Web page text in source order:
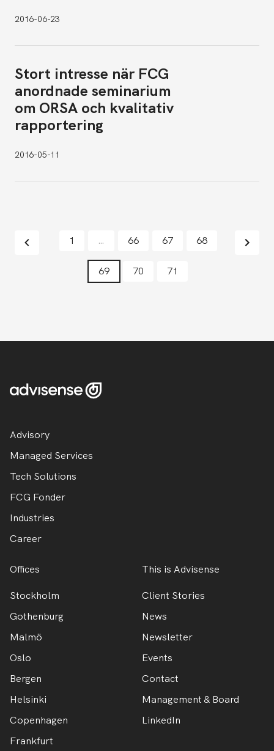
2016-06-23
Stort intresse när FCG
anordnade seminarium
om ORSA och kvalitativ
rapportering
2016-05-11
1 … 66 67 68
69 70 71
Advisory
Managed Services
Tech Solutions
FCG Fonder
Industries
Career
Offices
Stockholm
Gothenburg
Malmö
Oslo
Bergen
Helsinki
Copenhagen
Frankfurt
This is Advisense
Client Stories
News
Newsletter
Events
Contact
Management & Board
LinkedIn